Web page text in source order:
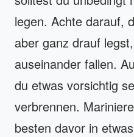
legen. Achte darauf,
aber ganz drauf
auseinander fallen.
du etwas vorsichtig
verbrennen.
besten davor in